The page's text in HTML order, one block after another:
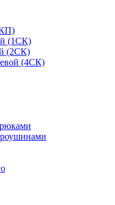
(1СК)
(2СК)
(4СК)